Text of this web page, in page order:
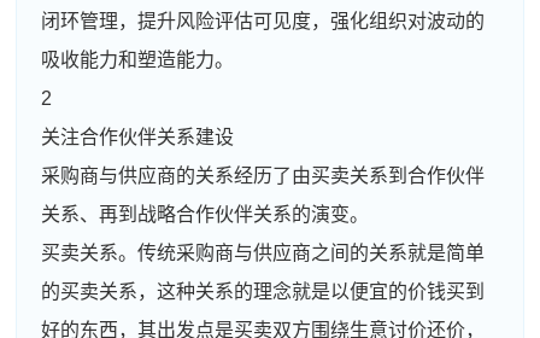
闭环管理，提升风险评估可见度，强化组织对波动的
吸收能力和塑造能力。
2
关注合作伙伴关系建设
采购商与供应商的关系经历了由买卖关系到合作伙伴
关系、再到战略合作伙伴关系的演变。
买卖关系。传统采购商与供应商之间的关系就是简单
的买卖关系，这种关系的理念就是以便宜的价钱买到
好的东西，其出发点是买卖双方围绕生意讨价还价，